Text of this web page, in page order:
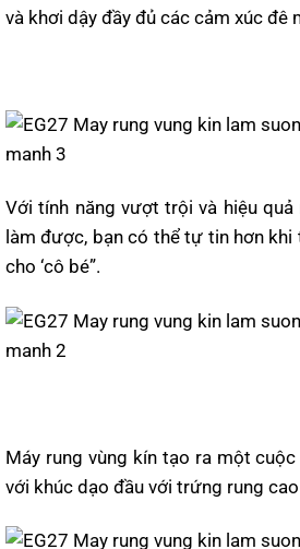
và khơi dậy đầy đủ các cảm xúc đê
Với tính năng vượt trội và hiệu quả
làm được, bạn có thể tự tin hơn
cho ‘cô bé”.
Máy rung vùng kín tạo ra một
với khúc dạo đầu với trứng rung cao